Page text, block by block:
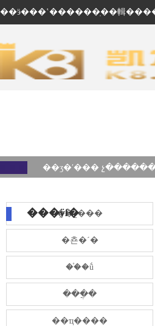
��ʒ�ʹ���
���ÿſ���˾���
�쵼�´�
��֯�ṹ
���̷ֲ�
��ҵ����